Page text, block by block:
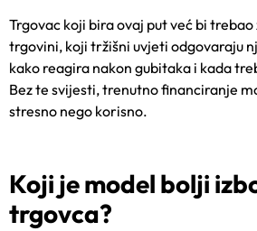
Trgovac koji bira ovaj put već bi
trgovini, koji tržišni uvjeti odgovaraju
kako reagira nakon gubitaka i kada
Bez te svijesti, trenutno financiranje
stresno nego korisno.
Koji je model bolji
trgovca?